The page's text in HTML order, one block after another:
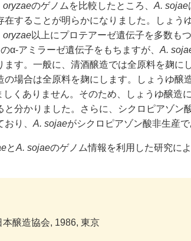
oryzaeのゲノムを比較したところ、A. sojae
在することが明らかになりました。しょ
oryzae以上にプロテアーゼ遺伝子を多数も
α-アミラーゼ遺伝子をもちますが、A.
ます。一般に、清酒醸造では全原料を麹
の場合は全原料を麹にします。しょうゆ
くありません。そのため、しょうゆ醸造
と分かりました。さらに、シクロピアゾン
おり、A. sojaeがシクロピアゾン酸非生産
とA. sojaeのゲノム情報を利用した研究に
醸造協会, 1986, 東京